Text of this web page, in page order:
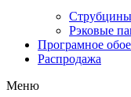
Струбцины
Рэковые
Програмное
Распродажа
Меню